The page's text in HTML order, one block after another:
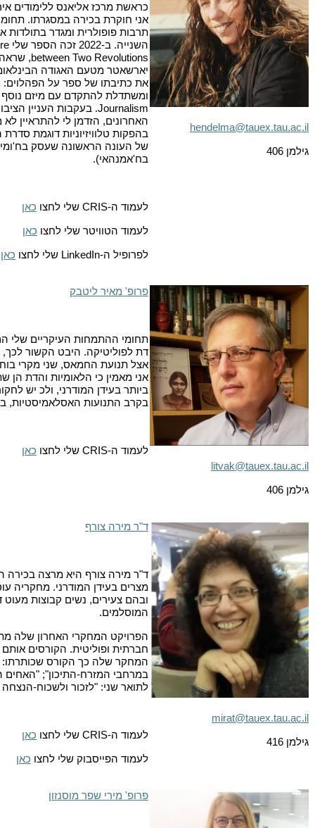
hendelma@tauex.tau.ac.il
גילמן 406
כראשת מרכז אליאנס ללימודים
אני חוקרת בכירה במסגרתו.
תרבות פופולרית ומגדר בתולדות
השנייה. ב-2022 זכה הספר שלי
between Two Revolutions, שראה
יארשאטר מטעם האגודה
את כתיבתו של ספר על הפהלוים:
ומשתדלת להתקדם עם מיזם
Journalism. בעקבות העניין
האחרונים, הזדמן לי להתראיין
של העונה הראשונה שעסק
בח'אמנהאי).
לעמוד ה-CRIS שלי לחצו כאן
לעמוד הטוויטר שלי לחצו כאן
לפרופיל ה-LinkedIn שלי לחצו כאן
litvak@tauex.tau.ac.il
גילמן 406
פרופ' מאיר ליטבק
תחומי ההתמחות העיקריים שלי
דת לפוליטיקה. היבט הקשור לכך,
אצל תנועת החמאס, שני מקרי
אני מאמין כי הלאומיות והדת הן
ביותר בעידן המודרני, ולכ יש
בקרב התנועות האסלאמיסטיות,
לעמוד ה-CRIS שלי לחצו כאן
mirat@tauex.tau.ac.il
גילמן 416
ד"ר מירה צורף
ד"ר מירה צורף היא מרצה
מצרים בעידן המודרני. מחקריה
ובהם צעירים, נשים קבוצות
המוסלמים.
חברתית ופוליטית. הקורסים
המחקר שלה כך הקורס שכותרתו:
במרחבי המזרח-התיכון"; "האחים
לתואר שני: "לזכור ולשכוח-
לעמוד ה-CRIS שלי לחצו כאן
לעמוד הפייסבוק שלי לחצו כאן
פרופ' מירי שפר מוסנזון